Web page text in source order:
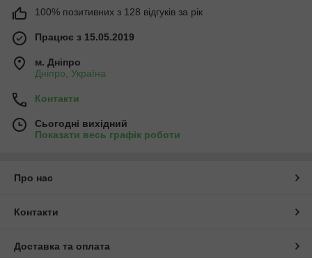
100% позитивних з 128 відгуків за рік
Працює з 15.05.2019
м. Дніпро
Дніпро, Україна
Контакти
Сьогодні вихідний
Показати весь графік роботи
Про нас
Контакти
Доставка та оплата